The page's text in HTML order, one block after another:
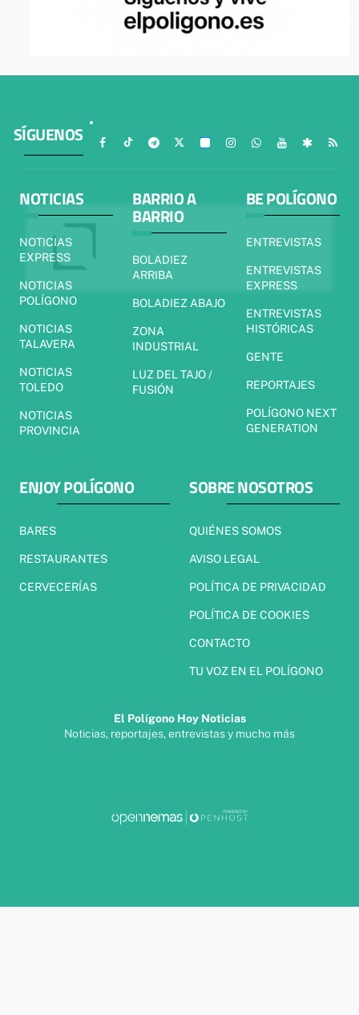
SÍGUENOS
NOTICIAS
NOTICIAS
EXPRESS
NOTICIAS
POLÍGONO
NOTICIAS
TALAVERA
NOTICIAS
TOLEDO
NOTICIAS
PROVINCIA
BARRIO A
BARRIO
BOLADIEZ
ARRIBA
BOLADIEZ ABAJO
ZONA
INDUSTRIAL
LUZ DEL TAJO /
FUSIÓN
BE POLÍGONO
ENTREVISTAS
ENTREVISTAS
EXPRESS
ENTREVISTAS
HISTÓRICAS
GENTE
REPORTAJES
POLÍGONO NEXT
GENERATION
ENJOY POLÍGONO
BARES
RESTAURANTES
CERVECERÍAS
SOBRE NOSOTROS
QUIÉNES SOMOS
AVISO LEGAL
POLÍTICA DE PRIVACIDAD
POLÍTICA DE COOKIES
CONTACTO
TU VOZ EN EL POLÍGONO
El Polígono Hoy Noticias
Noticias, reportajes, entrevistas y mucho más